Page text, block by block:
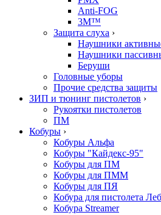
Anti-FOG
3M™
Защита слуха ›
Наушники
Наушники
Беруши
Головные уборы
Прочие средства защиты
ЗИП и тюнинг пистолетов ›
Рукоятки пистолетов
ПМ
Кобуры ›
Кобуры Альфа
Кобуры "Кайдекс-95"
Кобуры для ПМ
Кобуры для ПММ
Кобуры для ПЯ
Кобура для пистолета
Кобура Streamer